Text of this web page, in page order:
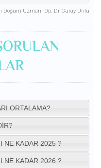
Doğum Uzmanı Op. Dr Güray Ünlü
ORTALAMA?
NE KADAR 2025 ?
NE KADAR 2026 ?